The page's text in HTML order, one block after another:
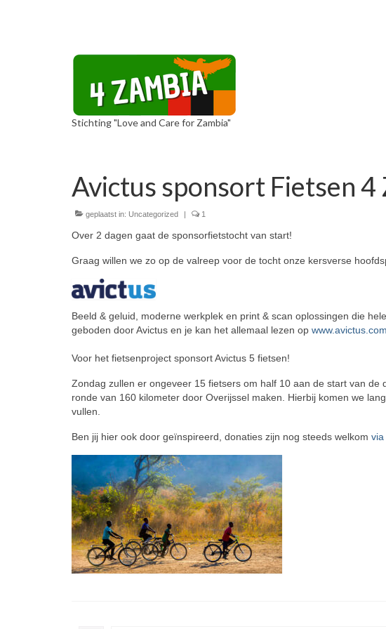
Stichting "Love and Care for Zambia"
Avictus sponsort Fietsen 4
geplaatst in: Uncategorized | 1
Over 2 dagen gaat de sponsorfietstocht van start!
Graag willen we zo op de valreep voor de tocht onze kersverse
Beeld & geluid, moderne werkplek en print & scan oplossingen die
geboden door Avictus en je kan het allemaal lezen op www.avictus.com
Voor het fietsenproject sponsort Avictus 5 fietsen!
Zondag zullen er ongeveer 15 fietsers om half 10 aan de start van
ronde van 160 kilometer door Overijssel maken. Hierbij komen we
vullen.
Ben jij hier ook door geïnspireerd, donaties zijn nog steeds welkom via